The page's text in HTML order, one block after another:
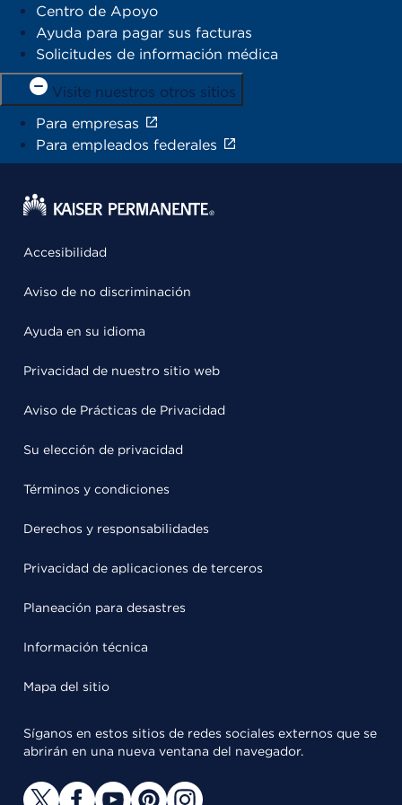
Centro de Apoyo
Ayuda para pagar sus facturas
Solicitudes de información médica
Visite nuestros otros sitios
Para empresas
Para empleados federales
Accesibilidad
Aviso de no discriminación
Ayuda en su idioma
Privacidad de nuestro sitio web
Aviso de Prácticas de Privacidad
Su elección de privacidad
Términos y condiciones
Derechos y responsabilidades
Privacidad de aplicaciones de terceros
Planeación para desastres
Información técnica
Mapa del sitio
Síganos en estos sitios de redes sociales externos que se
abrirán en una nueva ventana del navegador.